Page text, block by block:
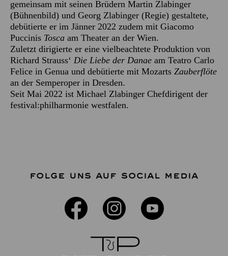
gemeinsam mit seinen Brüdern Martin Zlabinger
(Bühnenbild) und Georg Zlabinger (Regie) gestaltete,
debütierte er im Jänner 2022 zudem mit Giacomo
Puccinis Tosca am Theater an der Wien.
Zuletzt dirigierte er eine vielbeachtete Produktion von
Richard Strauss‘ Die Liebe der Danae am Teatro Carlo
Felice in Genua und debütierte mit Mozarts Zauberflöte
an der Semperoper in Dresden.
Seit Mai 2022 ist Michael Zlabinger Chefdirigent der
festival:philharmonie westfalen.
FOLGE UNS AUF SOCIAL MEDIA